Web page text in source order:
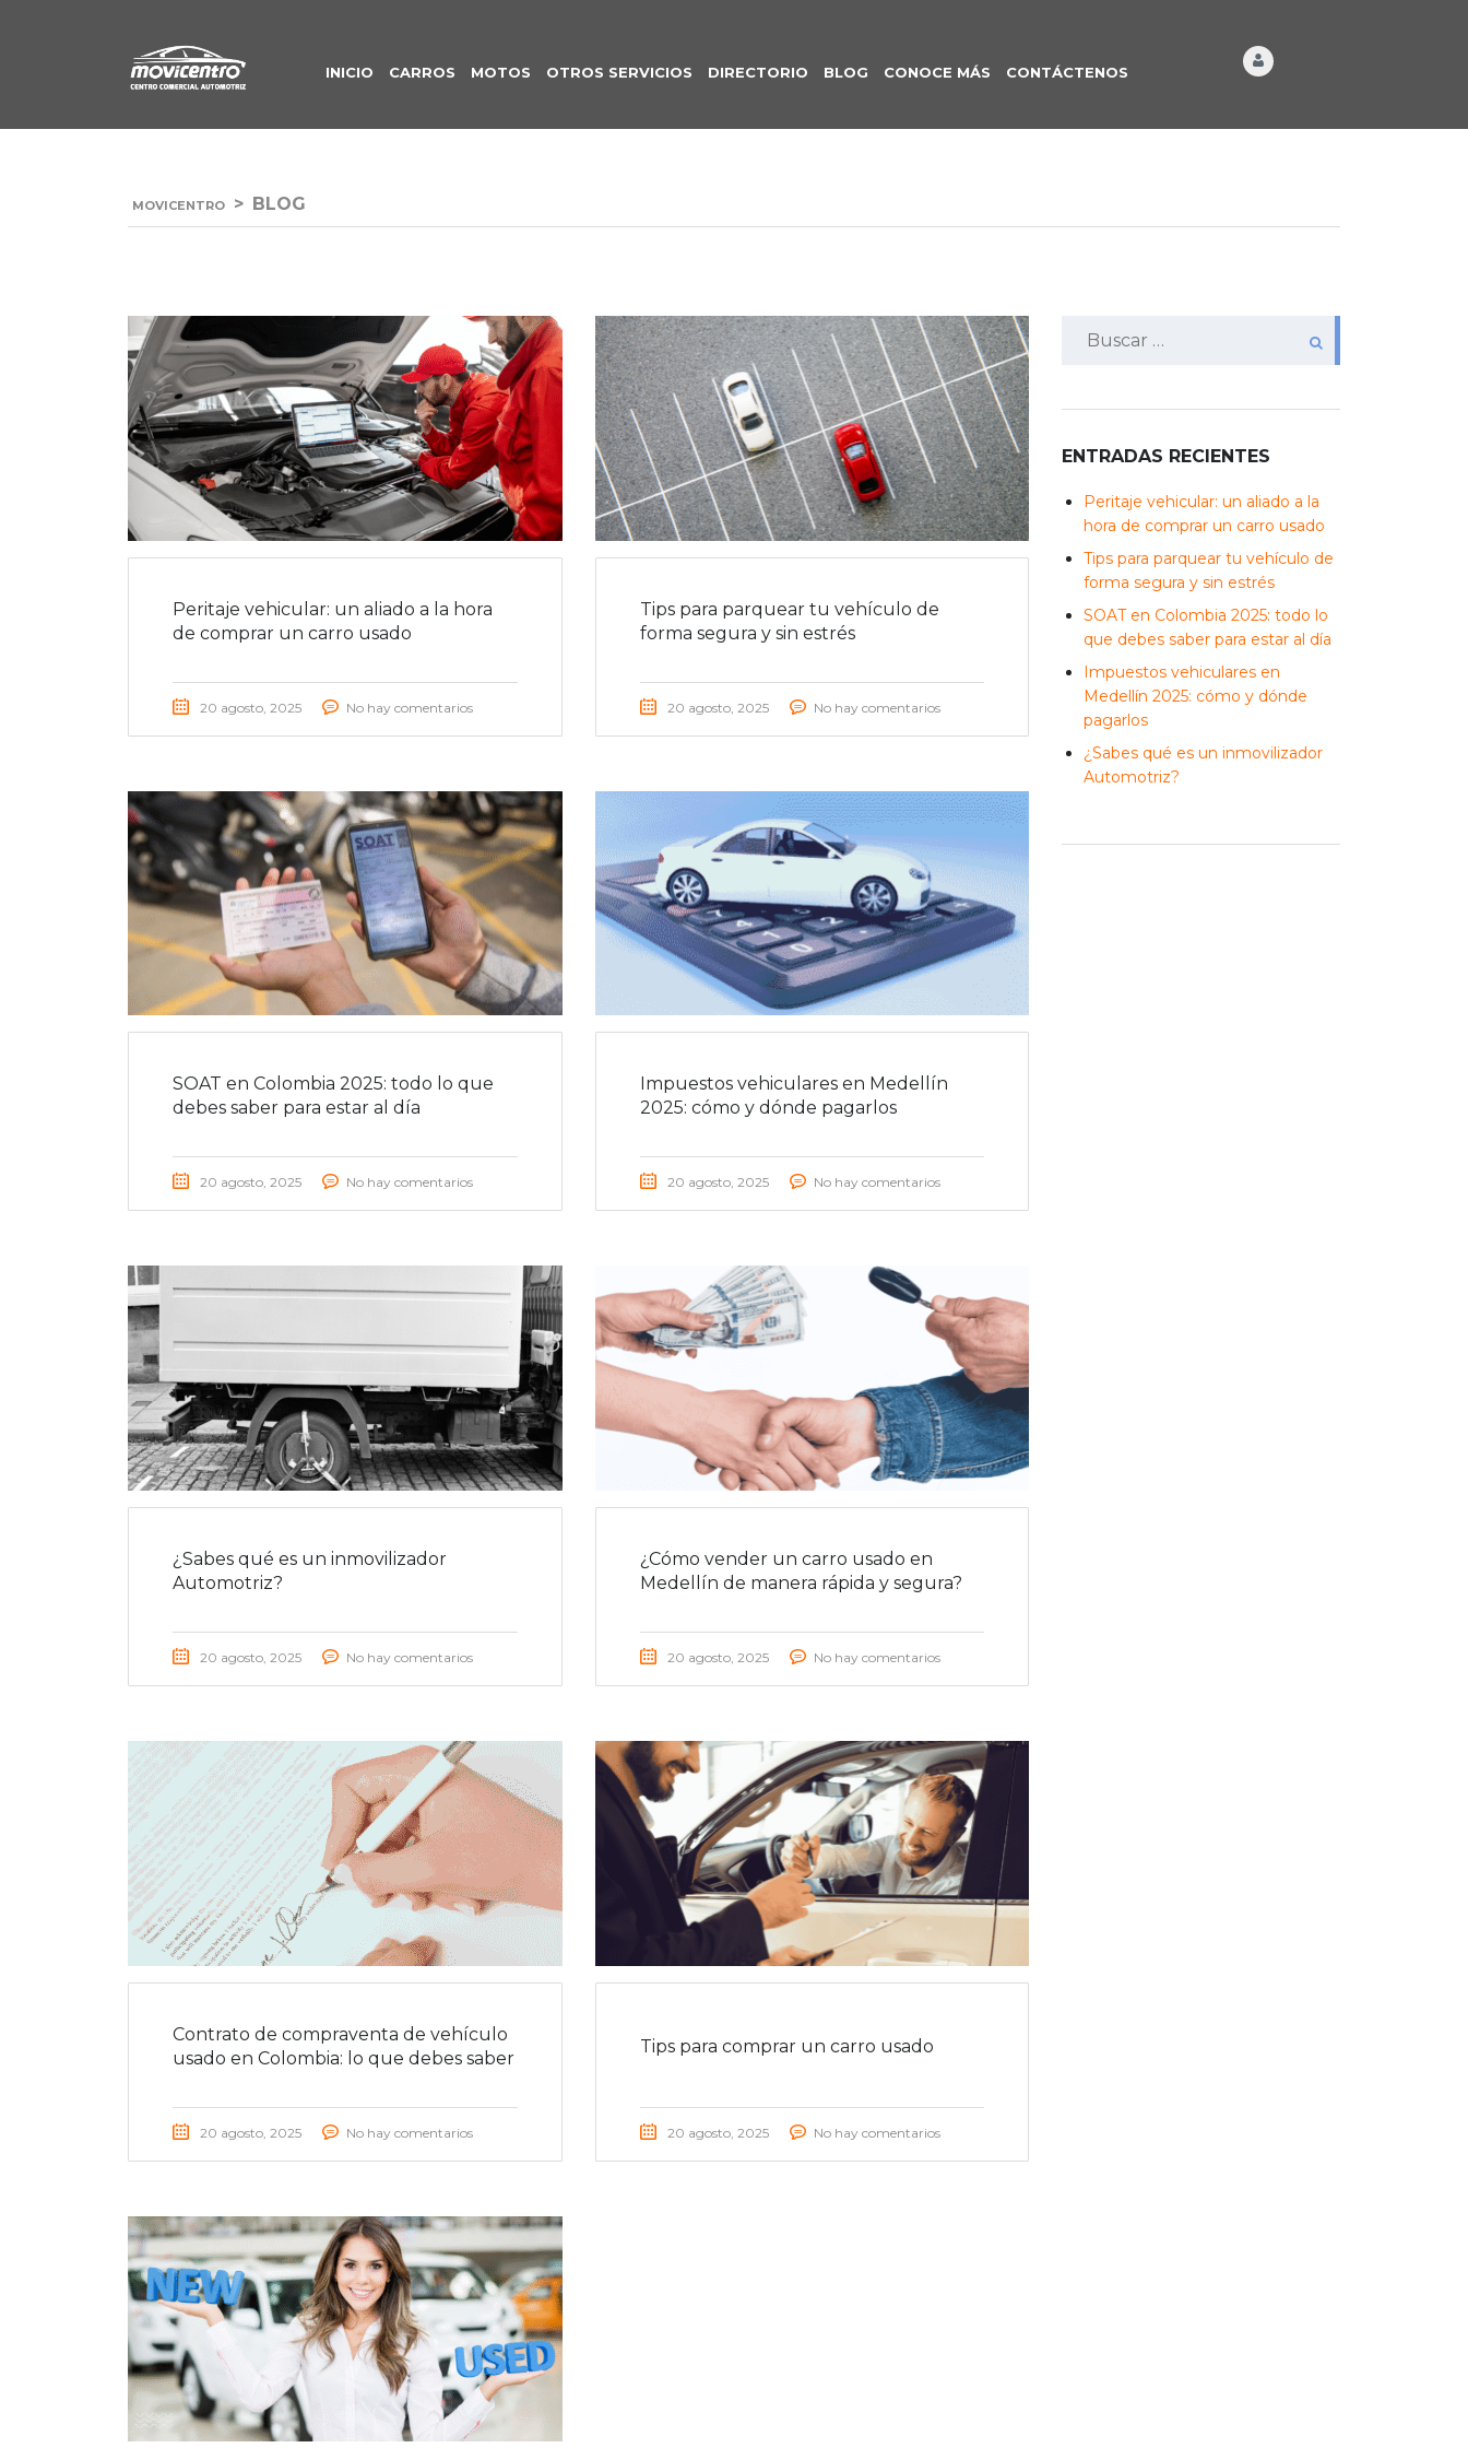
INICIO CARROS MOTOS OTROS SERVICIOS DIRECTORIO BLOG CONOCE MÁS CONTÁCTENOS
MOVICENTRO > BLOG
Peritaje vehicular: un aliado a la hora
de comprar un carro usado
20 agosto, 2025 No hay comentarios
Tips para parquear tu vehículo de
forma segura y sin estrés
20 agosto, 2025 No hay comentarios
SOAT en Colombia 2025: todo lo que
debes saber para estar al día
20 agosto, 2025 No hay comentarios
Impuestos vehiculares en Medellín
2025: cómo y dónde pagarlos
20 agosto, 2025 No hay comentarios
¿Sabes qué es un inmovilizador
Automotriz?
20 agosto, 2025 No hay comentarios
¿Cómo vender un carro usado en
Medellín de manera rápida y segura?
20 agosto, 2025 No hay comentarios
Contrato de compraventa de vehículo
usado en Colombia: lo que debes saber
20 agosto, 2025 No hay comentarios
Tips para comprar un carro usado
20 agosto, 2025 No hay comentarios
ENTRADAS RECIENTES
Peritaje vehicular: un aliado a la
hora de comprar un carro usado
Tips para parquear tu vehículo de
forma segura y sin estrés
SOAT en Colombia 2025: todo lo
que debes saber para estar al día
Impuestos vehiculares en
Medellín 2025: cómo y dónde
pagarlos
¿Sabes qué es un inmovilizador
Automotriz?